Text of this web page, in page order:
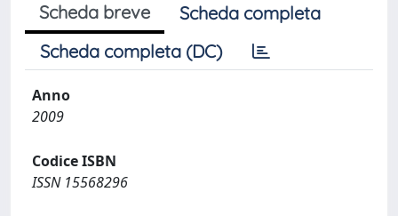
Scheda breve
Scheda completa
Scheda completa (DC)
Anno
2009
Codice ISBN
ISSN 15568296